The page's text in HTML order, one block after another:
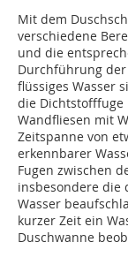
Mit dem
verschiedene
und die
Durchführung
flüssiges Wasser
die Dichtstofffuge
Wandfliesen mit
Zeitspanne von
erkennbarer
Fugen zwischen
insbesondere die
Wasser
kurzer Zeit ein
Duschwanne